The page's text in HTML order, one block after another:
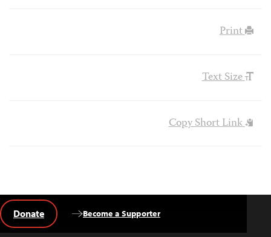
Print
Text Size
Copy Short Link
Become a Supporter
Donate